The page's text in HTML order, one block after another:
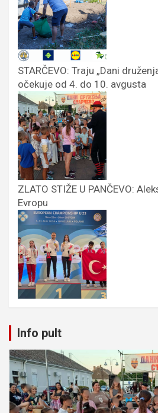
STARČEVO: Traju „Dani
očekuje od 4. do 10. avgusta
ZLATO STIŽE U PANČEVO:
Evropu
Info pult